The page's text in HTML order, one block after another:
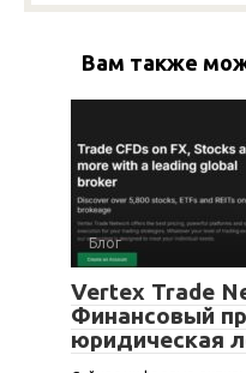
Вам также
Блог
Vertex Trade
Финансовый
юридическая